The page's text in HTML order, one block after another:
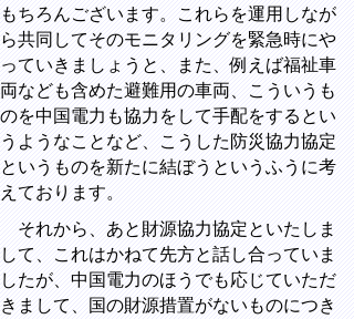
もちろんございます。これらを運用しなが
ら共同してそのモニタリングを緊急時にや
っていきましょうと、また、例えば福祉車
両なども含めた避難用の車両、こういうも
のを中国電力も協力をして手配をするとい
うようなことなど、こうした防災協力協定
というものを新たに結ぼうというふうに考
えております。
それから、あと財源協力協定といたしま
して、これはかねて先方と話し合っていま
したが、中国電力のほうでも応じていただ
きまして、国の財源措置がないものにつき